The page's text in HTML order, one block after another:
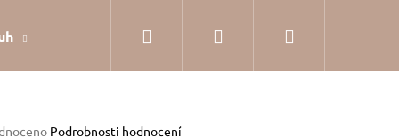
Dárkové balení Hodnocení obchodu
Přihlášení
Podrobnosti hodnocení